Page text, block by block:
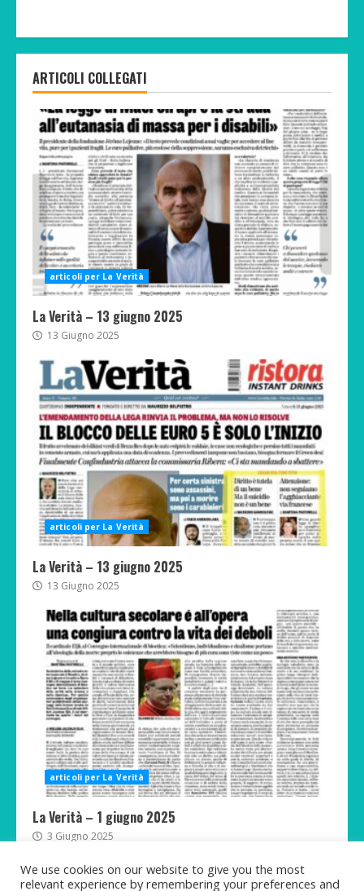
ARTICOLI COLLEGATI
articoli per La Verità
La Verità – 13 giugno 2025
13 Giugno 2025
articoli per La Verità
La Verità – 13 giugno 2025
13 Giugno 2025
articoli per La Verità
La Verità – 1 giugno 2025
3 Giugno 2025
We use cookies on our website to give you the most
relevant experience by remembering your preferences and